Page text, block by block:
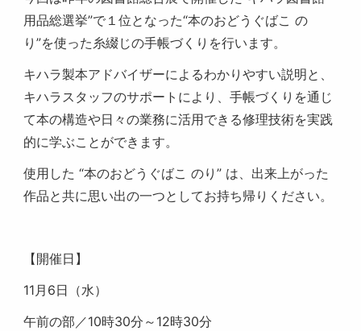
用品総選挙”で１位となった“本のおどうぐばこ の
り”を使った糸綴じの手帳づくりを行います。
キハラ製本アドバイザーによるわかりやすい説明と、
キハラスタッフのサポートにより、手帳づくりを通じ
て本の構造や日々の業務に活用できる修理技術を実践
的に学ぶことができます。
使用した “本のおどうぐばこ のり” は、出来上がった
作品と共に思い出の一つとしてお持ち帰りください。
【開催日】
11月 6日（水）
午前の部／10時30分～ 12時30分